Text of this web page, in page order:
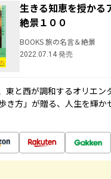
生きる知恵を授かる
絶景１００
BOOKS 旅の名言＆絶景
2022.07.14 発売
東と西が調和するオリエン
き方」が贈る、人生を輝か